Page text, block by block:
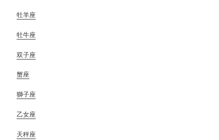
牡羊座
牡牛座
双子座
蟹座
獅子座
乙女座
天秤座